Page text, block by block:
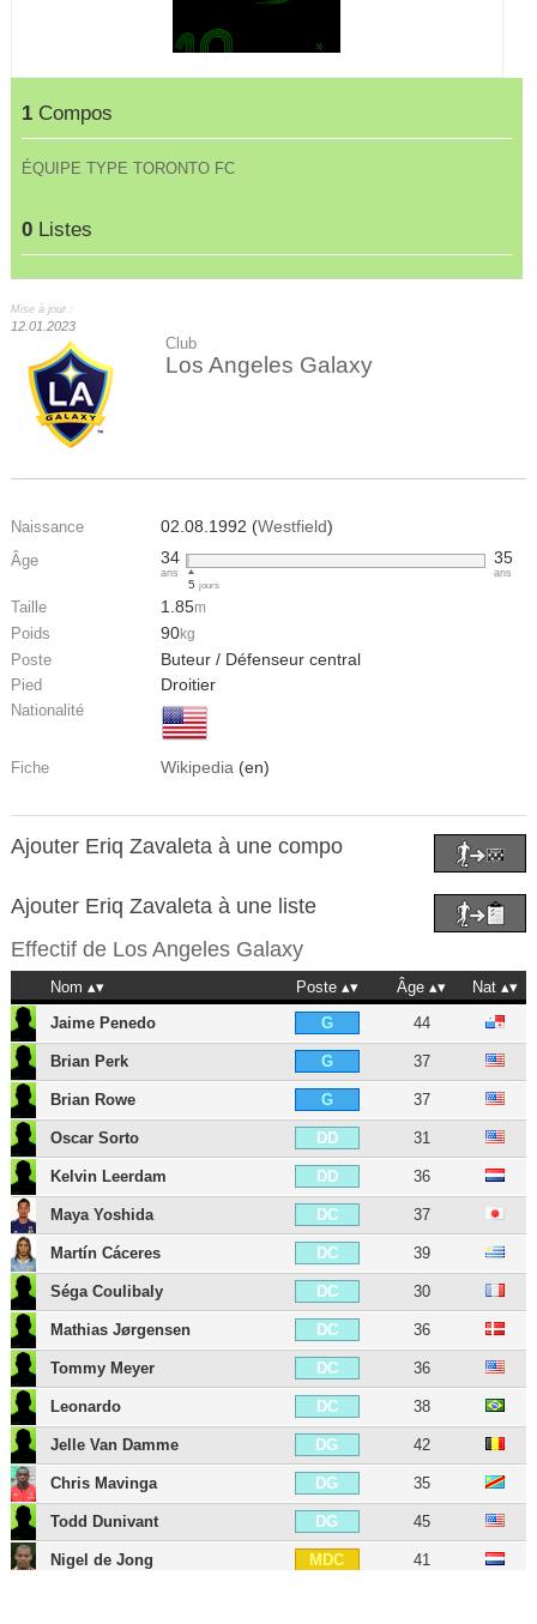
1 Compos
ÉQUIPE TYPE TORONTO FC
0 Listes
Mise à jour :
12.01.2023
Club
Los Angeles Galaxy
Naissance 02.08.1992 (Westfield)
Âge 34
ans
5 jours
35
ans
Taille 1.85m
Poids 90kg
Poste Buteur / Défenseur central
Pied Droitier
Nationalité
Fiche Wikipedia (en)
Ajouter Eriq Zavaleta à une compo
Ajouter Eriq Zavaleta à une liste
Effectif de Los Angeles Galaxy
Nom Poste Âge
Nat
Jaime Penedo
G 44
Brian Perk G 37
Brian Rowe G 37
Oscar Sorto DD 31
Kelvin Leerdam DD 36
Maya Yoshida DC 37
Martín Cáceres DC 39
Séga Coulibaly DC 30
Mathias Jørgensen DC 36
Tommy Meyer DC 36
Leonardo DC 38
Jelle Van Damme DG 42
Chris Mavinga DG 35
Todd Dunivant DG 45
Nigel de Jong MDC 41